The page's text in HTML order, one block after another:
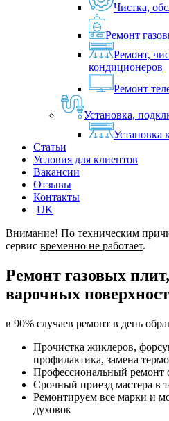
Чистка,
Ремонт
Ремонт,
кондиционеров
Ремонт
Установка,
Установка
Статьи
Условия для клиентов
Вакансии
Отзывы
Контакты
UK
Внимание! По техническим
сервис временно не работает.
Ремонт газовых
варочных
в 90% случаев ремонт в день
Прочистка жиклеров,
профилактика, замена
Профессиональный ремонт
Срочный приезд мастера в
Ремонтируем все марки и
духовок